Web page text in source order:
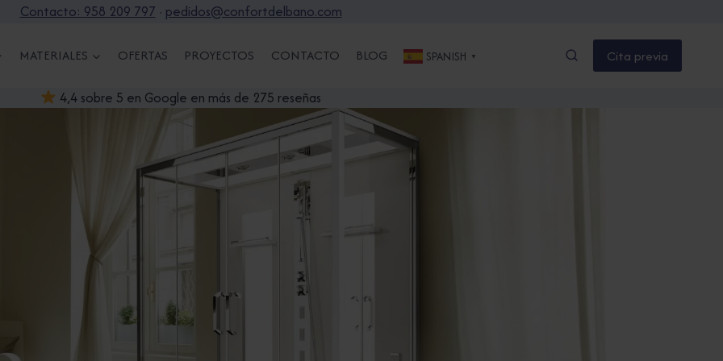
Contacto: 958 209 797 · pedidos@confortdelbano.com
MATERIALES OFERTAS PROYECTOS CONTACTO BLOG SPANISH ▼ Cita previa
4,4 sobre 5 en Google en más de 275 reseñas